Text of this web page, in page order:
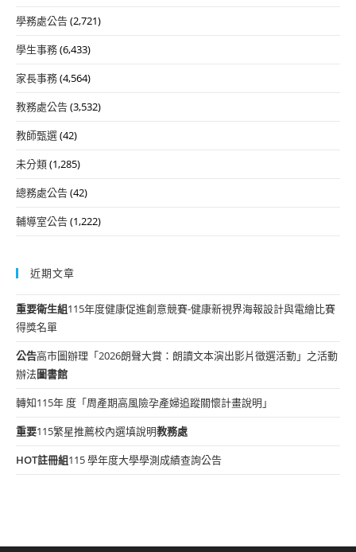
學務處公告(2,721)
學生事務(6,433)
家長事務(4,564)
教務處公告(3,532)
教師甄選(42)
未分類(1,285)
總務處公告(42)
輔導室公告(1,222)
近期文章
重要衛生組115年度健康促進創意競賽-健康新視界海報設計與電繪比賽
得獎名單
公告高市圖辦理「2026朗聲大賞：朗讀文本演出影片徵選活動」之活動
辦法圖書館
轉知115年 度「周產期高風險孕產婦追蹤關懷計畫說明」
重要115繁星推薦校內選填說明教務處
HOT註冊組115 學年度大學學測成績查詢公告